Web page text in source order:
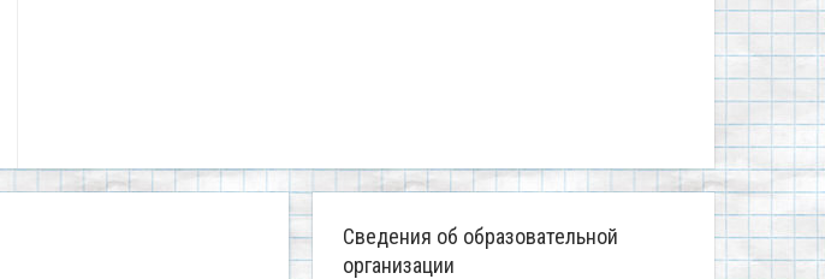
Сведения об образовательной
организации